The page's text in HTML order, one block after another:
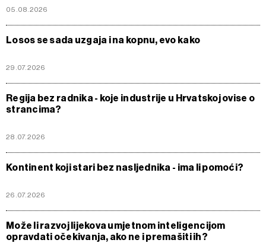
05.08.2026
Losos se sada uzgaja i na kopnu, evo kako
29.07.2026
Regija bez radnika - koje industrije u Hrvatskoj ovise o
strancima?
28.07.2026
Kontinent koji stari bez nasljednika - ima li pomoći?
26.07.2026
Može li razvoj lijekova umjetnom inteligencijom
opravdati očekivanja, ako ne i premašiti ih?